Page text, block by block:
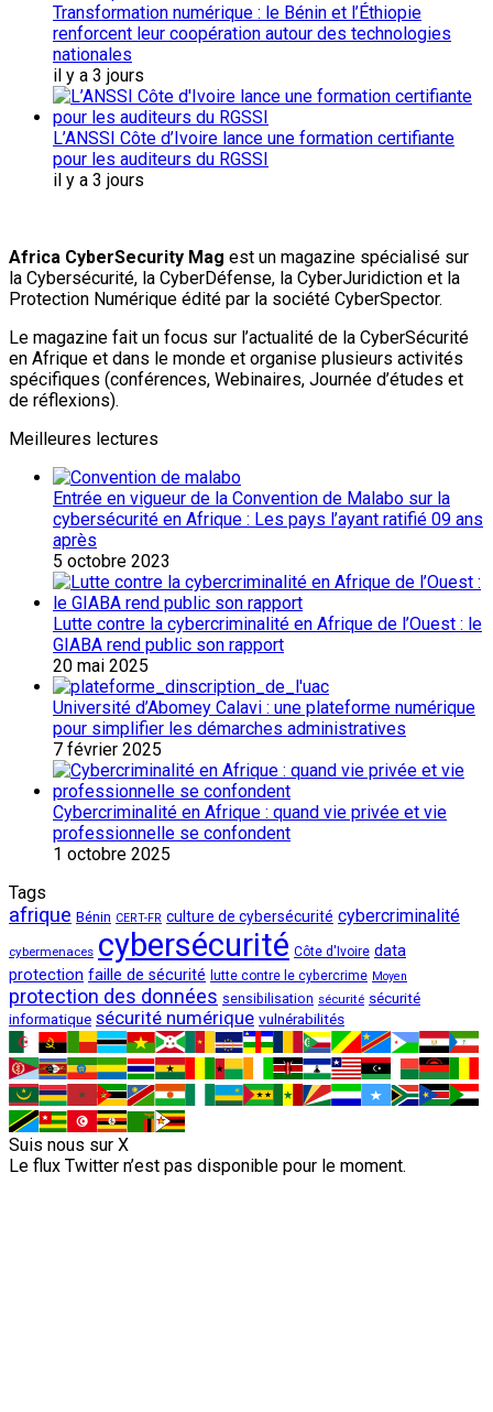
Transformation numérique : le Bénin et l’Éthiopie
renforcent leur coopération autour des technologies
nationales
il y a 3 jours
L’ANSSI Côte d’Ivoire lance une formation certifiante
pour les auditeurs du RGSSI
il y a 3 jours
Africa CyberSecurity Mag est un magazine spécialisé sur
la Cybersécurité, la CyberDéfense, la CyberJuridiction et la
Protection Numérique édité par la société CyberSpector.
Le magazine fait un focus sur l’actualité de la CyberSécurité
en Afrique et dans le monde et organise plusieurs activités
spécifiques (conférences, Webinaires, Journée d’études et
de réflexions).
Meilleures lectures
Entrée en vigueur de la Convention de Malabo sur la
cybersécurité en Afrique : Les pays l’ayant ratifié 09 ans
après
5 octobre 2023
Lutte contre la cybercriminalité en Afrique de l’Ouest : le
GIABA rend public son rapport
20 mai 2025
Université d’Abomey Calavi : une plateforme numérique
pour simplifier les démarches administratives
7 février 2025
Cybercriminalité en Afrique : quand vie privée et vie
professionnelle se confondent
1 octobre 2025
Tags
afrique Bénin CERT-FR culture de cybersécurité cybercriminalité
cybermenaces cybersécurité Côte d'Ivoire data
protection faille de sécurité lutte contre le cybercrime Moyen
protection des données sensibilisation sécurité sécurité
informatique sécurité numérique vulnérabilités
Suis nous sur X
Le flux Twitter n’est pas disponible pour le moment.